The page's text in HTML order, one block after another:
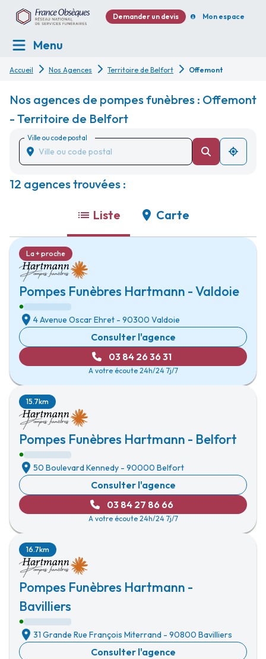
Demander un devis Mon espace
Menu
Accueil Nos Agences Territoire de Belfort Offemont
Nos agences de pompes funèbres : Offemont
- Territoire de Belfort
Ville ou code postal
12 agences trouvées :
Liste Carte
Pompes Funèbres Hartmann - Valdoie
La + proche
4 Avenue Oscar Ehret - 90300 Valdoie
Consulter l'agence
03 84 26 36 31
A votre écoute 24h/24 7j/7
Pompes Funèbres Hartmann - Belfort
15.7km
50 Boulevard Kennedy - 90000 Belfort
Consulter l'agence
03 84 27 86 66
A votre écoute 24h/24 7j/7
Pompes Funèbres Hartmann -
Bavilliers
16.7km
31 Grande Rue François Miterrand - 90800 Bavilliers
Consulter l'agence